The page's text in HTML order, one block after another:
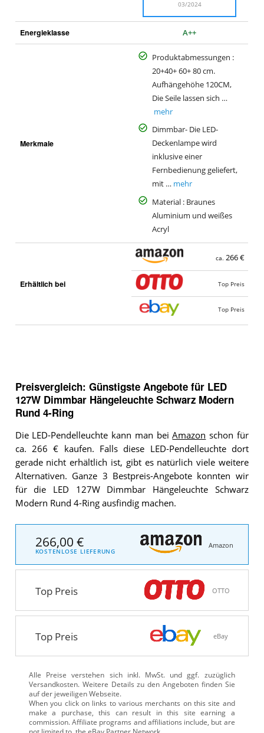
03/2024
Energieklasse A++
Merkmale
Produktabmessungen :
20+40+ 60+ 80 cm.
Aufhängehöhe 120CM,
Die Seile lassen sich …
mehr
Dimmbar- Die LED-
Deckenlampe wird
inklusive einer
Fernbedienung geliefert,
mit … mehr
Material : Braunes
Aluminium und weißes
Acryl
Erhältlich bei
ca. 266 €
Top Preis
Top Preis
Preisvergleich: Günstigste Angebote für LED
127W Dimmbar Hängeleuchte Schwarz Modern
Rund 4-Ring
Die LED-Pendelleuchte kann man beiAmazon schon für
ca. 266 € kaufen. Falls diese LED-Pendelleuchte dort
gerade nicht erhältlich ist, gibt es natürlich viele weitere
Alternativen. Ganze 3 Bestpreis-Angebote konnten wir
für die LED 127W Dimmbar Hängeleuchte Schwarz
Modern Rund 4-Ring ausfindig machen.
266,00 €
KOSTENLOSE LIEFERUNG
Amazon
Top Preis OTTO
Top Preis eBay
Alle Preise verstehen sich inkl. MwSt. und ggf. zuzüglich
Versandkosten. Weitere Details zu den Angeboten finden Sie
auf der jeweiligen Webseite.